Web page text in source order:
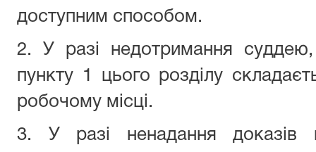
доступним способом.
2. У разі недотримання
пункту 1 цього розділу
робочому місці.
3. У разі ненадання доказів